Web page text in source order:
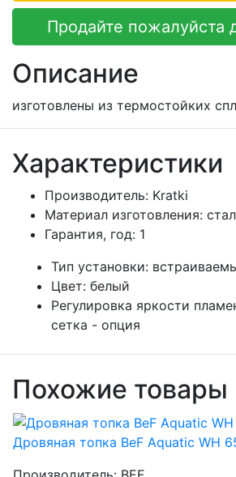
Продайте пожалуйста
Описание
изготовлены из термостойких
Характеристики
Производитель: Kratki
Материал изготовления:
Гарантия, год: 1
Тип установки:
Цвет: белый
Регулировка яркости
сетка - опция
Похожие товары
Дровяная топка BeF Aquatic WH